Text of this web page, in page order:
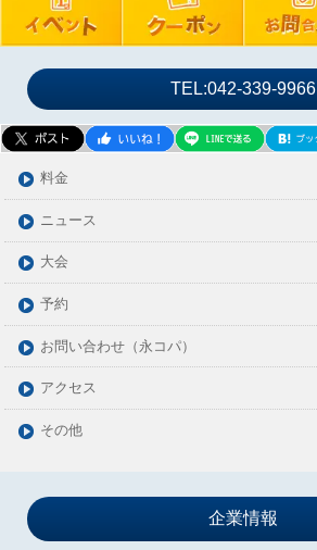
2024年05月
2024年04月
2024年03月
2024年02月
2024年01月
2023年12月
2023年11月
2023年10月
2023年09月
2023年08月
2023年07月
2023年06月
2023年05月
2023年04月
2023年01月
TEL:042-339-9966
料金
ニュース
大会
予約
お問い合わせ（永コパ）
アクセス
その他
企業情報